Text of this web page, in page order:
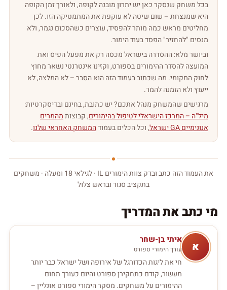
בכל משחק שנסקר כאן יש יתרון מובנה לקופה, ולאורך זמן הקופה
היא שמנצחת – שום שיטה לא עוקפת את המתמטיקה הזו. לכן
מחליטים מראש כמה מותר להפסיד, עוצרים כשהסכום נגמר, ולא
מנסים "להחזיר" הפסד בעוד הימור.
וביושר מלא: ההסדרה בישראל מכסה רק את מפעל הפיס ואת
המועצה להסדר ההימורים בספורט, וקזינו אינטרנטי נשאר מחוץ
לחוק המקומי. מה שכתוב בעמוד הזה הוא הסבר – לא המלצה, לא
ייעוץ ולא הזמנה להמר.
מרגישים שהמשחק מנהל אתכם? יש כתובת, בחינם ובדיסקרטיות:
מיל"ה – המרכז הישראלי לטיפול בהימורים, קבוצותמהמרים
אנונימיים GA ישראל
, וכל הכלים בעמודהמשחק האחראי שלנו.
את העמוד הזה כתב ובדק צוות הימורים IL · לגילאי 18 ומעלה · משחקים
בתקציב סגור ובראש צלול
מי כתב את המדריך
א איתיבן-שחר
עורך הימורי ספורט
חי את ליגות הכדורגל של אירופה ושל ישראל כבר יותר
מעשור, קודם כתחקירן ספורט והיום כעורך תחום
ההימורים על משחקים. מסקר הימורי ספורט אונליין –